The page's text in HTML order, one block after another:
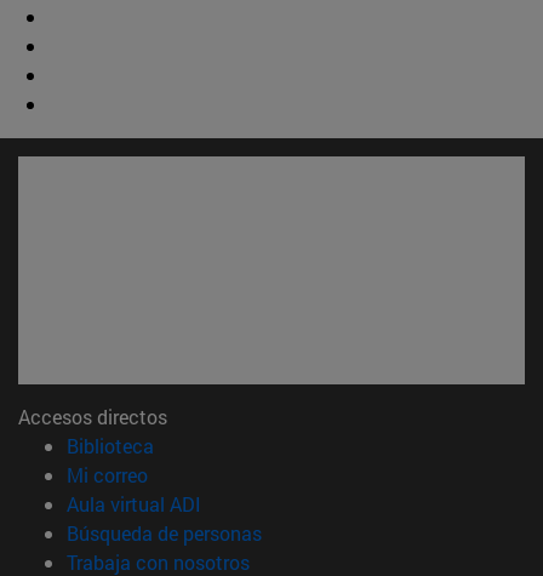
Accesos directos
Biblioteca
Mi correo(abre en nueva ventana)
Aula virtual ADI
Búsqueda de personas(abre en nueva ventana)
Trabaja con nosotros(abre en nueva ventana)